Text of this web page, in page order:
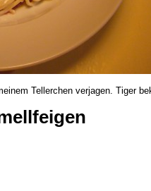
Tellerchen verjagen. Tiger